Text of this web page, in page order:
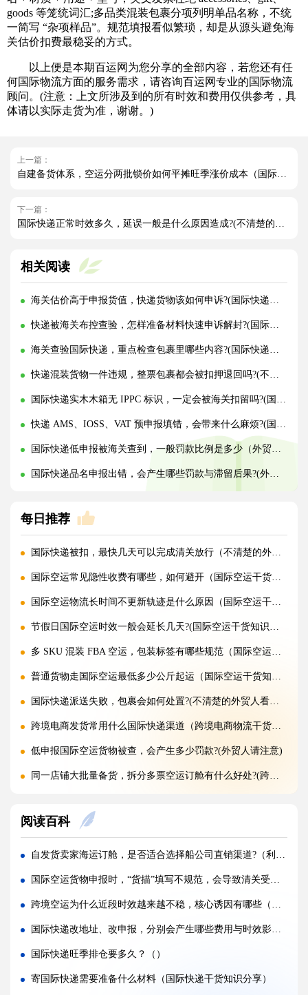
goods 等笼统词汇;多品类混装包裹分项列明单品名称，不统
一简写 “杂项样品”。规范填报看似繁琐，却是从源头避免海
关估价扣费最稳妥的方式。
以上便是本期百运网为您分享的全部内容，若您还有任
何国际物流方面的服务需求，请咨询百运网专业的国际物流
顾问。(注意：上文所涉及到的所有时效和费用仅供参考，具
体请以实际走货为准，谢谢。)
上一篇：
下一篇：
相关阅读
海关估价高于申报货值，快递货物该如何申诉?(国际快递干货知识分享)
快递被海关布控查验，怎样准备材料快速申诉解封?(国际快递干货知识分享)
海关查验国际快递，重点检查包裹里哪些内容?(国际快递干货知识分享)
快递混装货物一件违规，整票包裹都会被扣押退回吗?(不清楚的外贸人看过来)
国际快递实木木箱无 IPPC 标识，一定会被海关扣留吗?(国际快递干货知识分享)
快递 AMS、IOSS、VAT 预申报填错，会带来什么麻烦?(国际快递干货知识分享)
国际快递低申报被海关查到，一般罚款比例是多少（外贸人请注意）
国际快递品名申报出错，会产生哪些罚款与滞留后果?(外贸人请注意)
每日推荐
国际快递被扣，最快几天可以完成清关放行（不清楚的外贸人看过来）
国际空运常见隐性收费有哪些，如何避开（国际空运干货知识分享）
国际空运物流长时间不更新轨迹是什么原因（国际空运干货知识分享）
节假日国际空运时效一般会延长几天?(国际空运干货知识分享)
多 SKU 混装 FBA 空运，包装标签有哪些规范（国际空运干货知识分享）
普通货物走国际空运最低多少公斤起运（国际空运干货知识分享）
国际快递派送失败，包裹会如何处置?(不清楚的外贸人看过来)
跨境电商发货常用什么国际快递渠道（跨境电商物流干货知识分享）
低申报国际空运货物被查，会产生多少罚款?(外贸人请注意)
同一店铺大批量备货，拆分多票空运订舱有什么好处?(跨境电商卖家必看篇)
亚马逊新规落地，空运带电产品入仓有哪些新增限制?(亚马逊卖家请注意)
多国中转空运，过境海关查验该如何配合举证（国际空运干货知识分享）
多 SKU 混装托盘空运，如何装箱能减少亚马逊人工分拣拉长上架时长?(国际空运干货知识分享)
国际空运低申报被海关预警，第一次预警还有哪些补救放行办法(外贸人请注意)
美国 5106 备案不全，空派货物一定会被扣吗?(不清楚的跨境电商卖家看过来)
亚马逊入仓排队，空派如何缩短上架等待时间?(亚马逊卖家必看篇)
跨境电商 FBA 空运，自主 VAT 清关和集体包税清关分别适配什么场景（亚马逊卖家请注意）
阅读百科
自发货卖家海运订舱，是否适合选择船公司直销渠道?（利弊详解）
国际空运货物申报时，“货描”填写不规范，会导致清关受阻吗？（注意：货描就是清关的 “身份证”）
跨境空运为什么近段时效越来越不稳，核心诱因有哪些（不清楚的跨境电商卖家请注意）
国际快递改地址、改申报，分别会产生哪些费用与时效影响（内附国际快递实操指南）
国际快递旺季排仓要多久？（）
寄国际快递需要准备什么材料（国际快递干货知识分享）